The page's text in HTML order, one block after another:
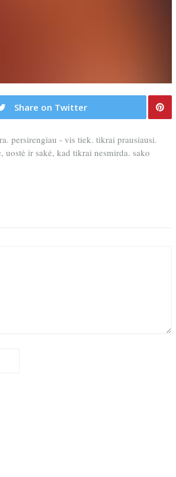
Share on Twitter
persirengiau - vis tiek. tikrai prausiausi.
ir sakė, kad tikrai nesmirda. sako